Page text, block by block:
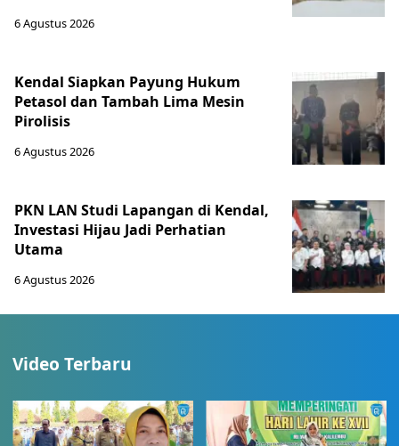
6 Agustus 2026
Kendal Siapkan Payung Hukum
Petasol dan Tambah Lima Mesin
Pirolisis
6 Agustus 2026
PKN LAN Studi Lapangan di Kendal,
Investasi Hijau Jadi Perhatian
Utama
6 Agustus 2026
Video Terbaru